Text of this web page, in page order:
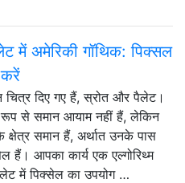
में अमेरिकी गॉथिक: पिक्सल
करें
चित्र दिए गए हैं, स्रोत और पैलेट।
से समान आयाम नहीं हैं, लेकिन
क्षेत्र समान हैं, अर्थात उनके पास
हैं। आपका कार्य एक एल्गोरिथ्म
में पिक्सेल का उपयोग …